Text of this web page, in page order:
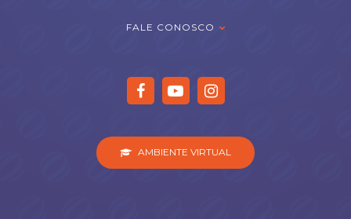
FALE CONOSCO
AMBIENTE VIRTUAL